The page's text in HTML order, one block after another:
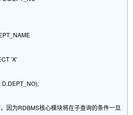
’X’
为RDBMS核心模块将在子查询的条件一旦